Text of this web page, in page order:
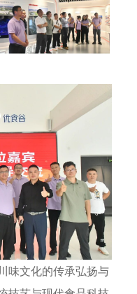
味文化的传承弘扬与